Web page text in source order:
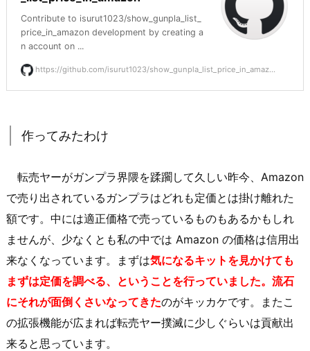
Contribute to isurut1023/show_gunpla_list_
price_in_amazon development by creating a
n account on ...
https://github.com/isurut1023/show_gunpla_list_price_in_amaz...
作ってみたわけ
転売ヤーがガンプラ界隈を蹂躙して久しい昨今、Amazon
で売り出されているガンプラはどれも定価とは掛け離れた
額です。中には適正価格で売っているものもあるかもしれ
ませんが、少なくとも私の中では Amazon の価格は信用出
来なくなっています。まずは気になるキットを見かけても
まずは定価を調べる、ということを行っていました。流石
にそれが面倒くさいなってきたのがキッカケです。またこ
の拡張機能が広まれば転売ヤー撲滅に少しぐらいは貢献出
来ると思っています。